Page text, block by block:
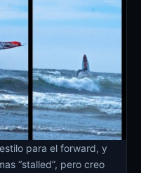
para el forward, y
“stalled”, pero creo